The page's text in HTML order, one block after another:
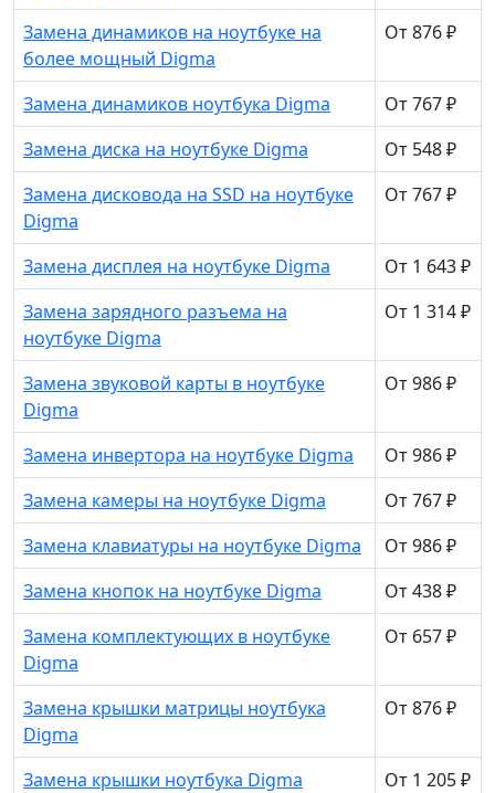
Замена динамиков на ноутбуке на
более мощный Digma
От 876 ₽
Замена динамиков ноутбука Digma
От 767 ₽
Замена диска на ноутбуке Digma
От 548 ₽
Замена дисковода на SSD на ноутбуке
Digma
От 767 ₽
Замена дисплея на ноутбуке Digma
От 1 643 ₽
Замена зарядного разъема на
ноутбуке Digma
От 1 314 ₽
Замена звуковой карты в ноутбуке
Digma
От 986 ₽
Замена инвертора на ноутбуке Digma
От 986 ₽
Замена камеры на ноутбуке Digma
От 767 ₽
Замена клавиатуры на ноутбуке Digma
От 986 ₽
Замена кнопок на ноутбуке Digma
От 438 ₽
Замена комплектующих в ноутбуке
Digma
От 657 ₽
Замена крышки матрицы ноутбука
Digma
От 876 ₽
Замена крышки ноутбука Digma
От 1 205 ₽